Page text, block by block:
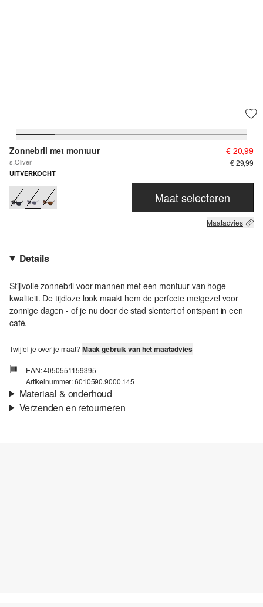
Zonnebril met montuur
s.Oliver
€ 20,99
€ 29,99
UITVERKOCHT
Maat selecteren
Maatadvies
Details
Stijlvolle zonnebril voor mannen met een montuur van hoge
kwaliteit. De tijdloze look maakt hem de perfecte metgezel voor
zonnige dagen - of je nu door de stad slentert of ontspant in een
café.
Twijfel je over je maat? Maak gebruik van het maatadvies
EAN: 4050551159395
Artikelnummer: 6010590.9000.145
Materiaal & onderhoud
Verzenden en retourneren